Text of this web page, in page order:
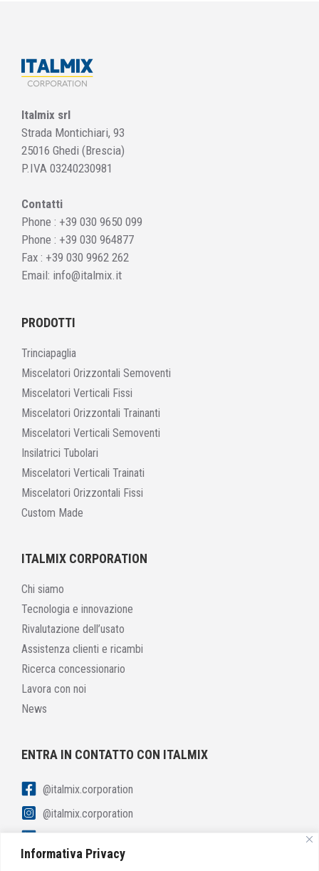
Informativa Privacy
Italmix srl
Strada Montichiari, 93
25016 Ghedi (Brescia)
P.IVA 03240230981
Contatti
Phone : +39 030 9650 099
Phone : +39 030 964877
Fax : +39 030 9962 262
Email: info@italmix.it
PRODOTTI
Trinciapaglia
Miscelatori Orizzontali Semoventi
Miscelatori Verticali Fissi
Miscelatori Orizzontali Trainanti
Miscelatori Verticali Semoventi
Insilatrici Tubolari
Miscelatori Verticali Trainati
Miscelatori Orizzontali Fissi
Custom Made
ITALMIX CORPORATION
Chi siamo
Tecnologia e innovazione
Rivalutazione dell’usato
Assistenza clienti e ricambi
Ricerca concessionario
Lavora con noi
News
ENTRA IN CONTATTO CON ITALMIX
@italmix.corporation
@italmix.corporation
youtube.com/italmix-corporation